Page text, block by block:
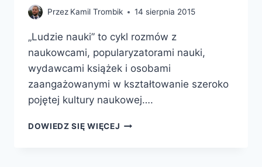
Przez Kamil Trombik 14 sierpnia 2015
„Ludzie nauki” to cykl rozmów z
naukowcami, popularyzatorami nauki,
wydawcami książek i osobami
zaangażowanymi w kształtowanie szeroko
pojętej kultury naukowej….
DOWIEDZ SIĘ WIĘCEJ LUDZIE